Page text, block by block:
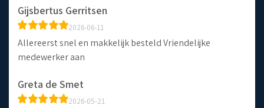
Gijsbertus Gerritsen
2026-06-11
Allereerst snel en makkelijk besteld Vriendelijke
medewerker aan
Greta de Smet
2026-05-21